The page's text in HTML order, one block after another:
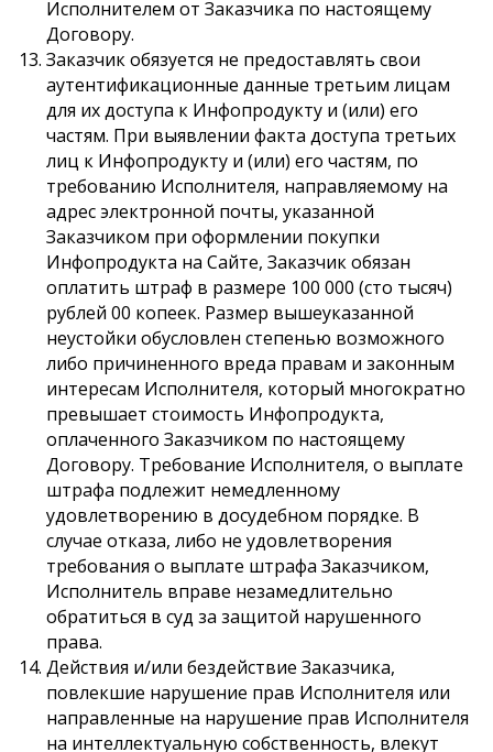
Исполнителем от Заказчика по настоящему
Договору.
Заказчик обязуется не предоставлять свои
аутентификационные данные третьим лицам
для их доступа к Инфопродукту и (или) его
частям. При выявлении факта доступа третьих
лиц к Инфопродукту и (или) его частям, по
требованию Исполнителя, направляемому на
адрес электронной почты, указанной
Заказчиком при оформлении покупки
Инфопродукта на Сайте, Заказчик обязан
оплатить штраф в размере 100 000 (сто тысяч)
рублей 00 копеек. Размер вышеуказанной
неустойки обусловлен степенью возможного
либо причиненного вреда правам и законным
интересам Исполнителя, который многократно
превышает стоимость Инфопродукта,
оплаченного Заказчиком по настоящему
Договору. Требование Исполнителя, о выплате
штрафа подлежит немедленному
удовлетворению в досудебном порядке. В
случае отказа, либо не удовлетворения
требования о выплате штрафа Заказчиком,
Исполнитель вправе незамедлительно
обратиться в суд за защитой нарушенного
права.
Действия и/или бездействие Заказчика,
повлекшие нарушение прав Исполнителя или
направленные на нарушение прав Исполнителя
на интеллектуальную собственность, влекут